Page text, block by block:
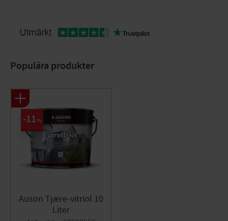
Populära produkter
Auson Tjære-vitriol 10
Liter
11 %